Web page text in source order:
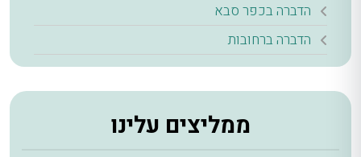
הדברה בכפר סבא
הדברה ברחובות
ממליצים עלינו